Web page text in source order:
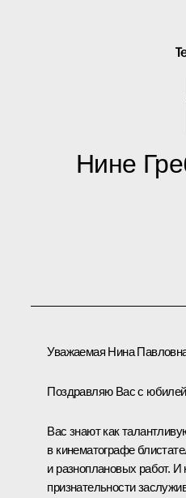
Нине
Уважаемая Нина
Поздравляю Вас с
Вас знают как
в кинематографе
и разноплановых работ. И
признательности